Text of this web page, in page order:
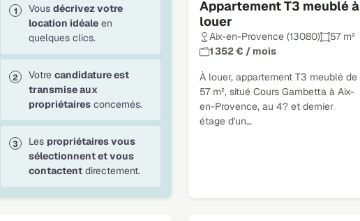
Appartement T3 meublé à
louer
Aix-en-Provence (13080)
57 m²
1 352 € / mois
À louer, appartement T3 meublé de
57 m², situé Cours Gambetta à Aix-
en-Provence, au 4? et dernier
étage d'un…
Vous décrivez votre
location idéale en
quelques clics.
Votre candidature est
transmise aux
propriétaires concernés.
Les propriétaires vous
sélectionnent et vous
contactent directement.